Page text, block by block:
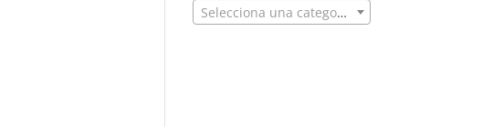
Selecciona una categoría